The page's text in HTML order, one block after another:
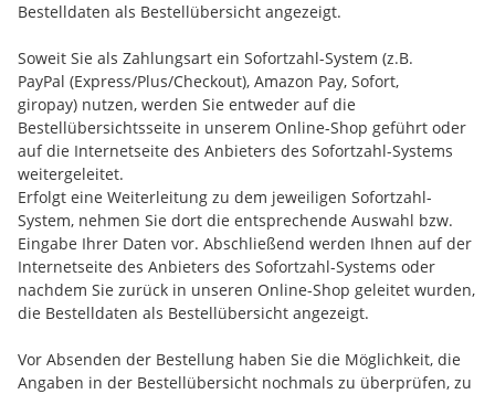
Bestelldaten als Bestellübersicht angezeigt.
Soweit Sie als Zahlungsart ein Sofortzahl-System (z.B.
PayPal (Express/Plus/Checkout), Amazon Pay, Sofort,
giropay) nutzen, werden Sie entweder auf die
Bestellübersichtsseite in unserem Online-Shop geführt oder
auf die Internetseite des Anbieters des Sofortzahl-Systems
weitergeleitet.
Erfolgt eine Weiterleitung zu dem jeweiligen Sofortzahl-
System, nehmen Sie dort die entsprechende Auswahl bzw.
Eingabe Ihrer Daten vor. Abschließend werden Ihnen auf der
Internetseite des Anbieters des Sofortzahl-Systems oder
nachdem Sie zurück in unseren Online-Shop geleitet wurden,
die Bestelldaten als Bestellübersicht angezeigt.
Vor Absenden der Bestellung haben Sie die Möglichkeit, die
Angaben in der Bestellübersicht nochmals zu überprüfen, zu